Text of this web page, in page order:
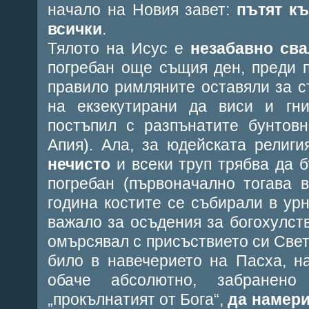
начало на Новия завет: пътят
всички.
Тялото на Исус е незабавно
погребан още същия ден, преди
правило римляните оставяли за
на екзекутирани да виси и
постъпил с разпънатите
Апия). Ала, за юдейската
нечисто и всеки труп трябва да
погребан (първоначално
година костите се събирали в
важало за осъдения за
омърсявал с присъствието си
било в навечерието на Пасха,
обаче абсолютно, забранено
„прокълнатият от Бога“,да